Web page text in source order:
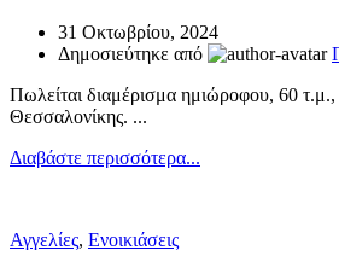
31 Οκτωβρίου, 2024
Δημοσιεύτηκε από
Πωλείται διαμέρισμα ημιώροφου, 60
Θεσσαλονίκης. ...
Διαβάστε περισσότερα...
Αγγελίες, Ενοικιάσεις